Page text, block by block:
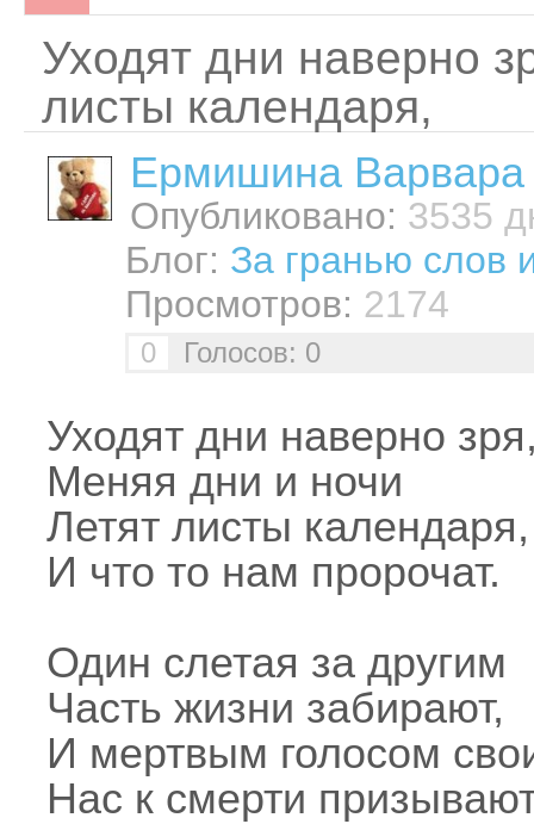
Уходят дни наверно
листы календаря,
Ермишина Варвара
Опубликовано: 3535
Блог: За гранью слов
Просмотров: 2174
0 Голосов: 0
Уходят дни наверно
Меняя дни и ночи
Летят листы календаря,
И что то нам пророчат.
Один слетая за другим
Часть жизни забирают,
И мертвым голосом
Нас к смерти